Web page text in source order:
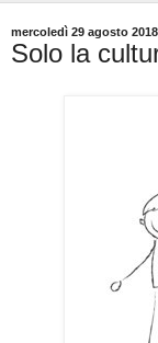
mercoledì 29 agosto 2018
Solo la